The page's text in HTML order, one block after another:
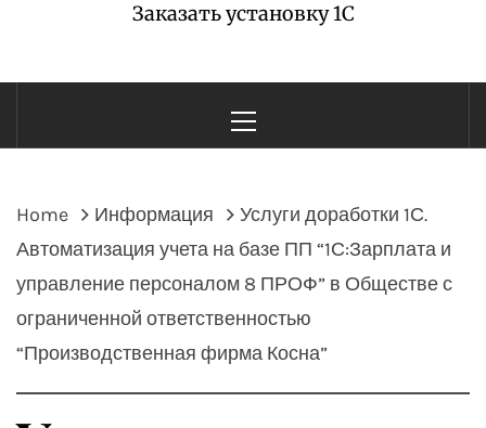
Заказать установку 1С
Menu
Home Информация
Услуги доработки 1С.
Автоматизация учета на базе ПП “1С:Зарплата и
управление персоналом 8 ПРОФ” в Обществе с
ограниченной ответственностью
“Производственная фирма Косна”